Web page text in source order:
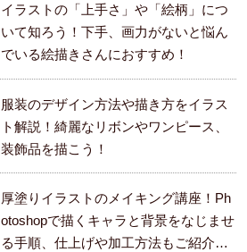
イラストの「上手さ」や「絵柄」につ
いて知ろう！下手、画力がないと悩ん
でいる絵描きさんにおすすめ！
服装のデザイン方法や描き方をイラス
ト解説！綺麗なリボンやワンピース、
装飾品を描こう！
厚塗りイラストのメイキング講座！Ph
otoshopで描くキャラと背景をなじませ
る手順、仕上げや加工方法もご紹介し